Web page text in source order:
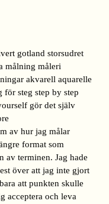
av hur jag målar
format som
av terminen. Jag hade
över att jag inte gjort
att punkten skulle
acceptera och leva